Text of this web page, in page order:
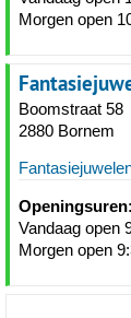
Morgen open
Boomstraat 58
2880 Bornem
Openingsuren:
Vandaag open
Morgen open